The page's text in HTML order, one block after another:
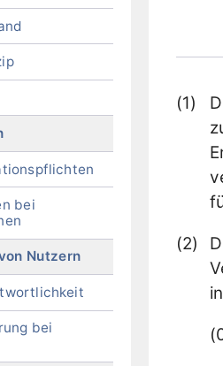
bei
Nutzern
bei